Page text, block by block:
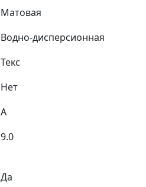
Матовая
Водно-дисперсионная
Текс
Нет
A
9.0
Да